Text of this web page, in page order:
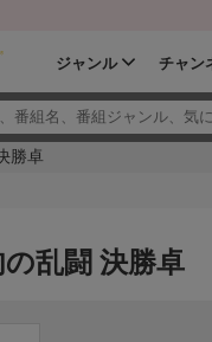
ジャンル チャン
勝卓
の乱闘 決勝卓